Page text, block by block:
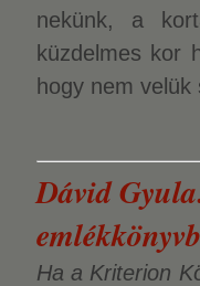
nekünk, a
küzdelmes kor
hogy nem
Dávid
Ha a Kriterion